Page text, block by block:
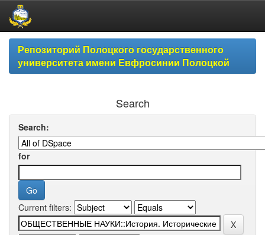
Skip
navigationРепозиторий Полоцкого государственного
университета имени Евфросинии Полоцкой
Search
Search:
for
Current filters: